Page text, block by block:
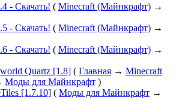
- Скачать! ( Minecraft (Майнкрафт) →
- Скачать! ( Minecraft (Майнкрафт) →
- Скачать! ( Minecraft (Майнкрафт) →
Quartz [1.8] ( Главная → Minecraft
Моды для Майнкрафт )
[1.7.10] ( Моды для Майнкрафт →